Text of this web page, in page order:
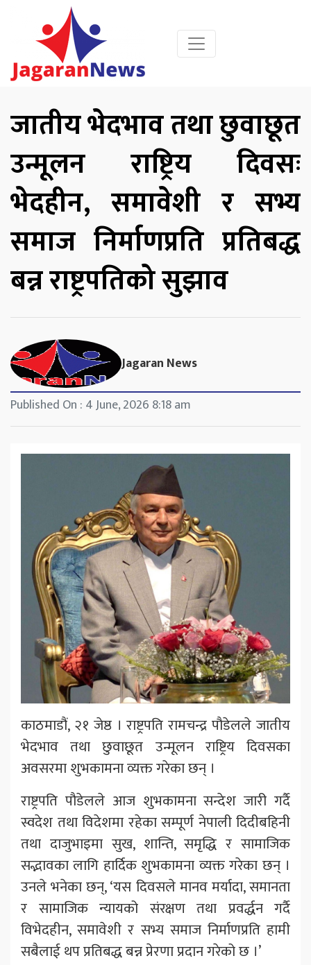
जातीय भेदभाव तथा छुवाछूत
उन्मूलन राष्ट्रिय दिवसः
भेदहीन, समावेशी र सभ्य
समाज निर्माणप्रति प्रतिबद्ध
बन्न राष्ट्रपतिको सुझाव
Jagaran News
Published On : 4 June, 2026 8:18 am
काठमाडौं, २१ जेष्ठ । राष्ट्रपति रामचन्द्र पौडेलले जातीय
भेदभाव तथा छुवाछूत उन्मूलन राष्ट्रिय दिवसका
अवसरमा शुभकामना व्यक्त गरेका छन् ।
राष्ट्रपति पौडेलले आज शुभकामना सन्देश जारी गर्दै
स्वदेश तथा विदेशमा रहेका सम्पूर्ण नेपाली दिदीबहिनी
तथा दाजुभाइमा सुख, शान्ति, समृद्धि र सामाजिक
सद्भावका लागि हार्दिक शुभकामना व्यक्त गरेका छन् ।
उनले भनेका छन्, ‘यस दिवसले मानव मर्यादा, समानता
र सामाजिक न्यायको संरक्षण तथा प्रवर्द्धन गर्दै
विभेदहीन, समावेशी र सभ्य समाज निर्माणप्रति हामी
सबैलाई थप प्रतिबद्ध बन्न प्रेरणा प्रदान गरेको छ ।’